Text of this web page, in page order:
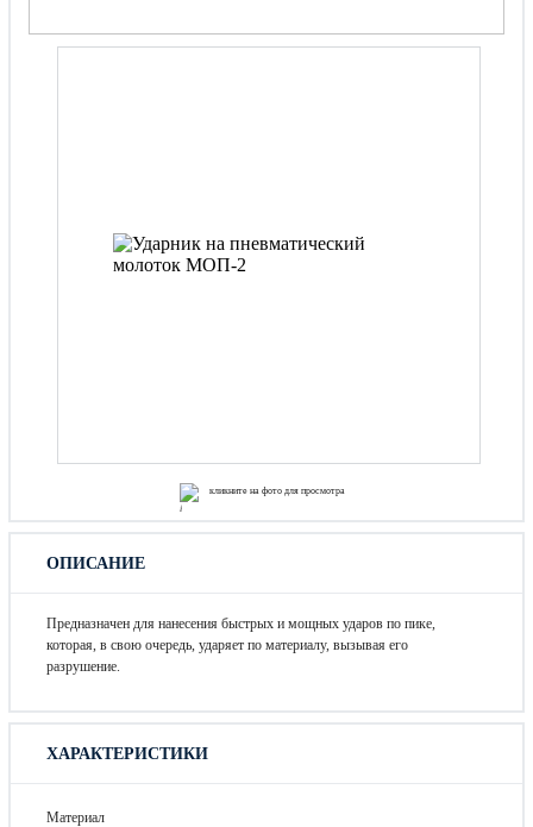
кликните на фото для просмотра
ОПИСАНИЕ
Предназначен для нанесения быстрых и мощных ударов по пике,
которая, в свою очередь, ударяет по материалу, вызывая его
разрушение.
ХАРАКТЕРИСТИКИ
Материал